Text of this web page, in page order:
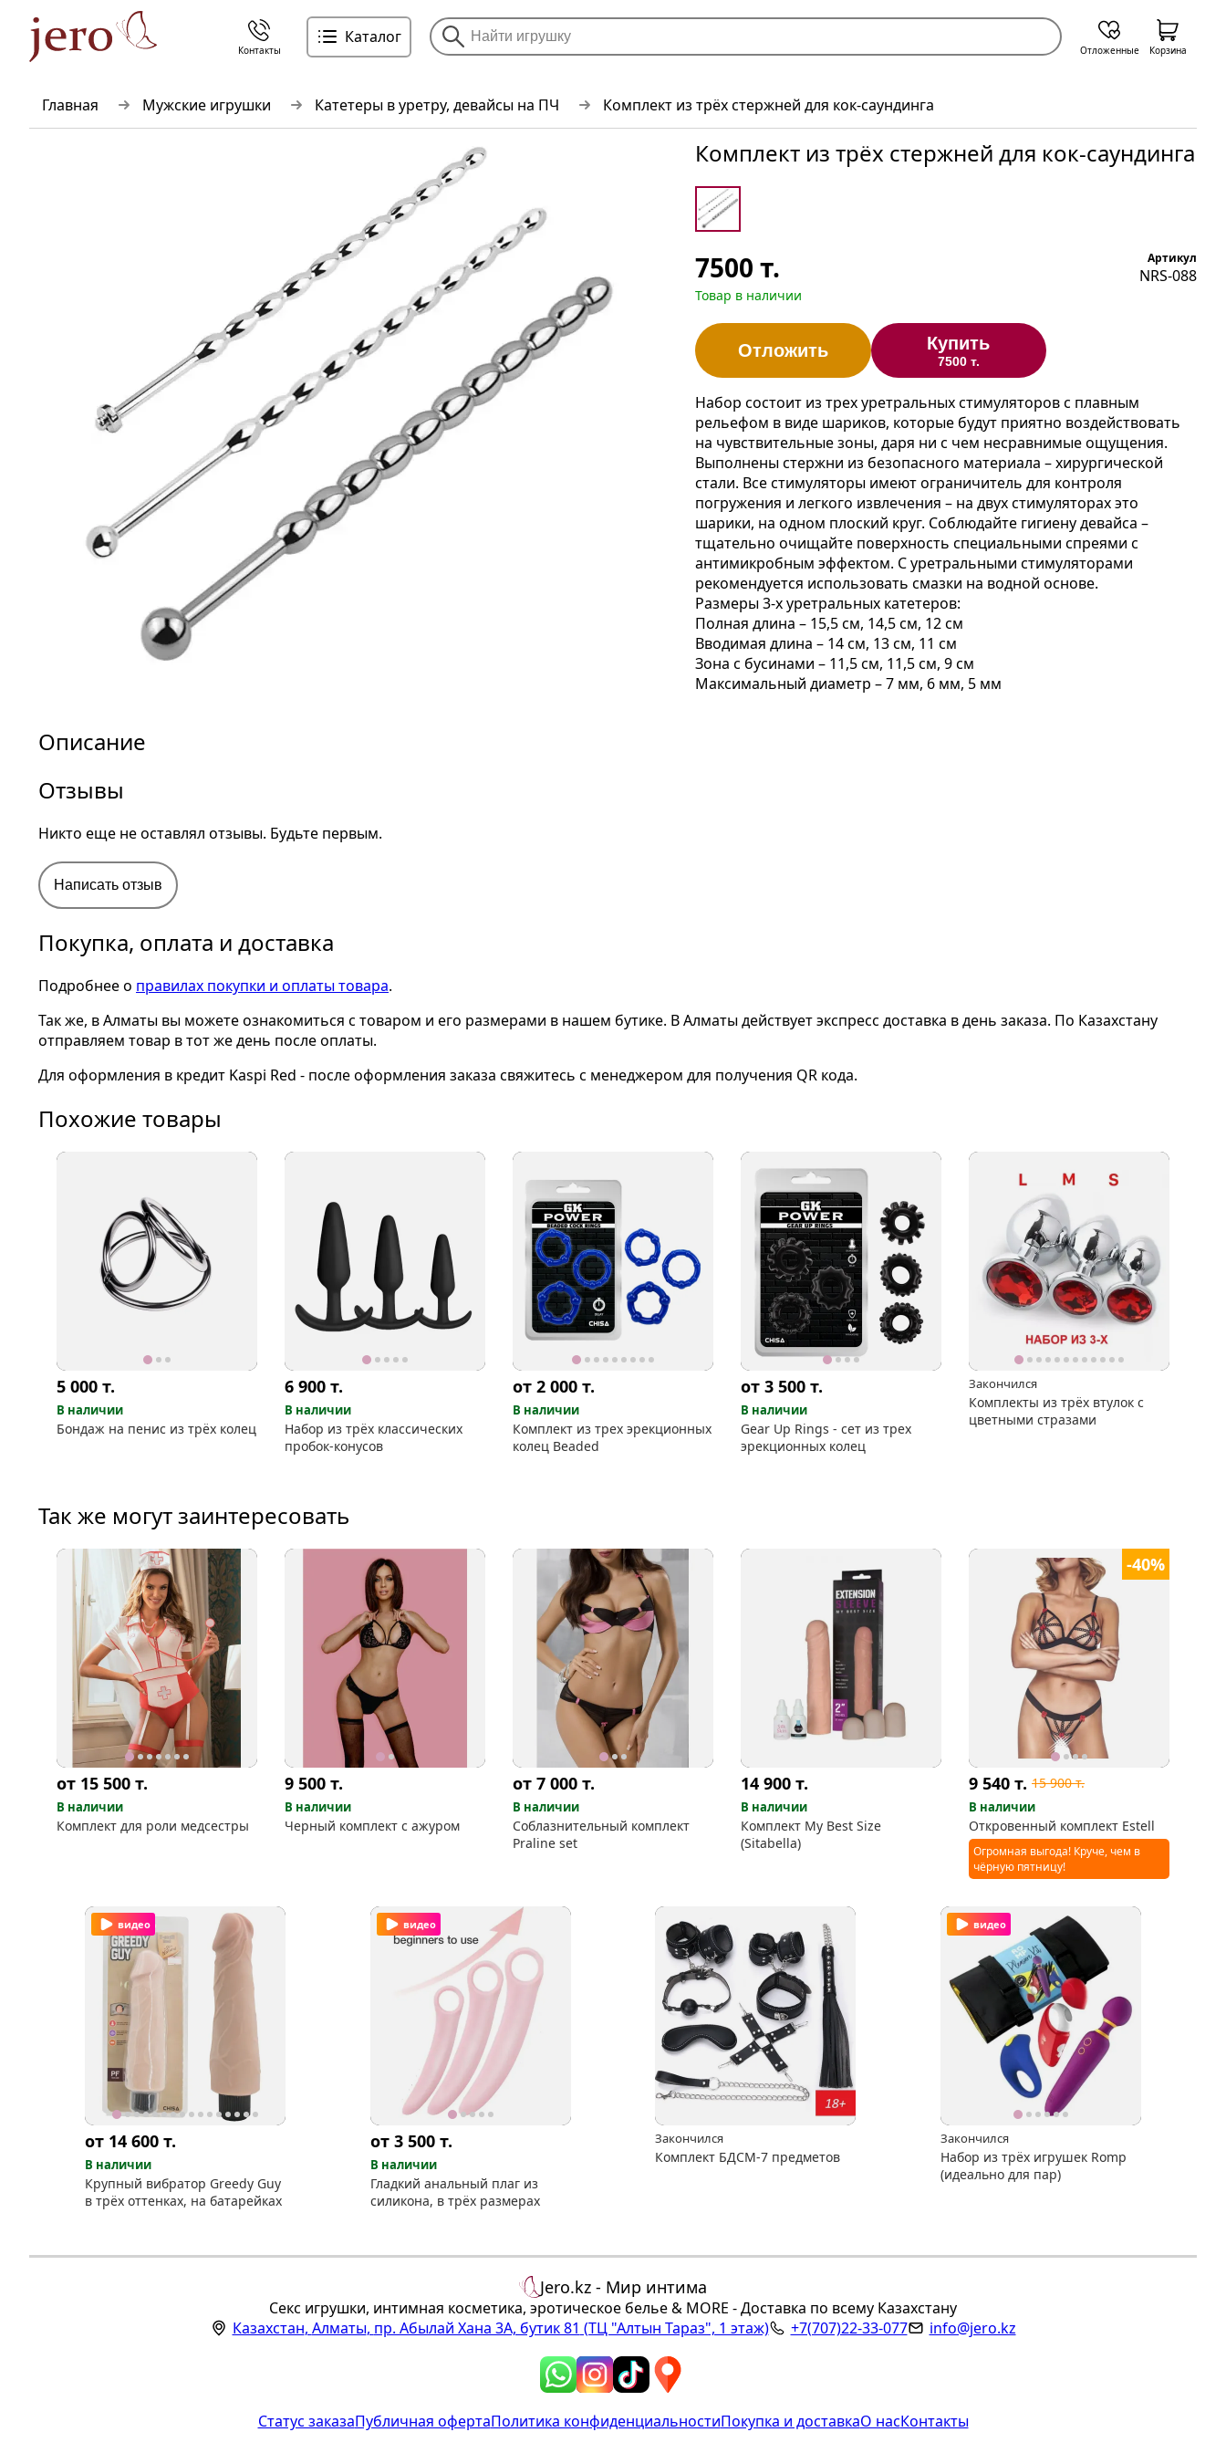
Главная Мужские игрушки Катетеры в уретру, девайсы на ПЧ Комплект из трёх стержней для кок-саундинга
Комплект из трёх стержней для кок-саундинга
7500 т.
Товар в наличии
Артикул
NRS-088
Отложить Купить
7500 т.
Набор состоит из трех уретральных стимуляторов с плавным
рельефом в виде шариков, которые будут приятно воздействовать
на чувствительные зоны, даря ни с чем несравнимые ощущения.
Выполнены стержни из безопасного материала – хирургической
стали. Все стимуляторы имеют ограничитель для контроля
погружения и легкого извлечения – на двух стимуляторах это
шарики, на одном плоский круг. Соблюдайте гигиену девайса –
тщательно очищайте поверхность специальными спреями с
антимикробным эффектом. С уретральными стимуляторами
рекомендуется использовать смазки на водной основе.
Размеры 3-х уретральных катетеров:
Полная длина – 15,5 см, 14,5 см, 12 см
Вводимая длина – 14 см, 13 см, 11 см
Зона с бусинами – 11,5 см, 11,5 см, 9 см
Максимальный диаметр – 7 мм, 6 мм, 5 мм
Описание
Отзывы
Никто еще не оставлял отзывы. Будьте первым.
Написать отзыв
Покупка, оплата и доставка
Подробнее о правилах покупки и оплаты товара.
Так же, в Алматы вы можете ознакомиться с товаром и его размерами в нашем бутике. В Алматы действует экспресс доставка в день заказа. По Казахстану
отправляем товар в тот же день после оплаты.
Для оформления в кредит Kaspi Red - после оформления заказа свяжитесь с менеджером для получения QR кода.
Похожие товары
5 000 т.
В наличии
Бондаж на пенис из трёх колец
6 900 т.
В наличии
Набор из трёх классических
пробок-конусов
от 2 000 т.
В наличии
Комплект из трех эрекционных
колец Beaded
от 3 500 т.
В наличии
Gear Up Rings - сет из трех
эрекционных колец
Закончился
Комплекты из трёх втулок с
цветными стразами
Так же могут заинтересовать
от 15 500 т.
В наличии
Комплект для роли медсестры
9 500 т.
В наличии
Черный комплект с ажуром
от 7 000 т.
В наличии
Соблазнительный комплект
Praline set
14 900 т.
В наличии
Комплект My Best Size
(Sitabella)
-40%
9 540 т. 15 900т.
В наличии
Откровенный комплект Estell
Огромная выгода! Круче, чем в
чёрную пятницу!
видео
от 14 600т.
В наличии
Крупный вибратор Greedy Guy
в трёх оттенках, на батарейках
видео
от 3 500 т.
В наличии
Гладкий анальный плаг из
силикона, в трёх размерах
Закончился
Комплект БДСМ-7 предметов
видео
Закончился
Набор из трёх игрушек Romp
(идеально для пар)
Контакты
Каталог
Отложенные Корзина
Jero.kz - Мир интима
Секс игрушки, интимная косметика, эротическое белье & MORE - Доставка по всему Казахстану
Казахстан, Алматы, пр. Абылай Хана 3А, бутик 81 (ТЦ "Алтын Тараз", 1 этаж) +7(707)22-33-077 info@jero.kz
Статус заказаПубличная офертаПолитика конфиденциальностиПокупка и доставкаО насКонтакты